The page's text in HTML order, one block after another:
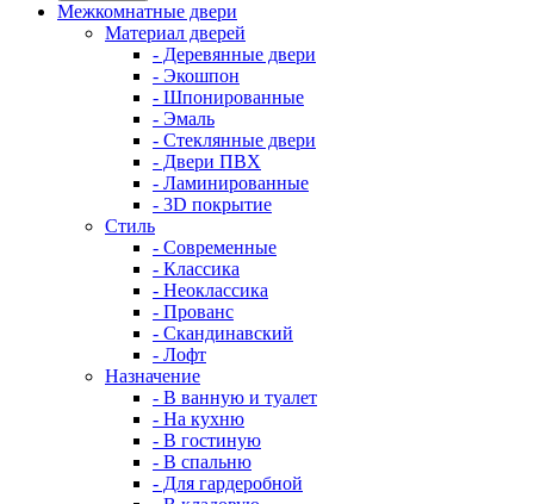
Межкомнатные двери
Материал дверей
- Деревянные двери
- Экошпон
- Шпонированные
- Эмаль
- Стеклянные двери
- Двери ПВХ
- Ламинированные
- 3D покрытие
Стиль
- Современные
- Классика
- Неоклассика
- Прованс
- Скандинавский
- Лофт
Назначение
- В ванную и туалет
- На кухню
- В гостиную
- В спальню
- Для гардеробной